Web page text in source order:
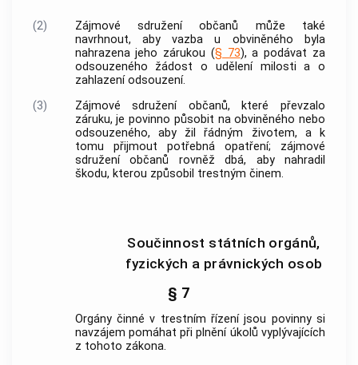
(2)
Zájmové sdružení občanů může také
navrhnout, aby vazba u obviněného byla
nahrazena jeho zárukou (§ 73), a podávat za
odsouzeného žádost o udělení milosti a o
zahlazení odsouzení.
(3)
Zájmové sdružení občanů, které převzalo
záruku, je povinno působit na obviněného nebo
odsouzeného, aby žil řádným životem, a k
tomu přijmout potřebná opatření; zájmové
sdružení občanů rovněž dbá, aby nahradil
škodu, kterou způsobil trestným činem.
Součinnost státních orgánů,
fyzických a právnických osob
§ 7
Orgány činné v trestním řízeníjsou povinny si
navzájem pomáhat při plnění úkolů vyplývajících
z tohoto zákona.